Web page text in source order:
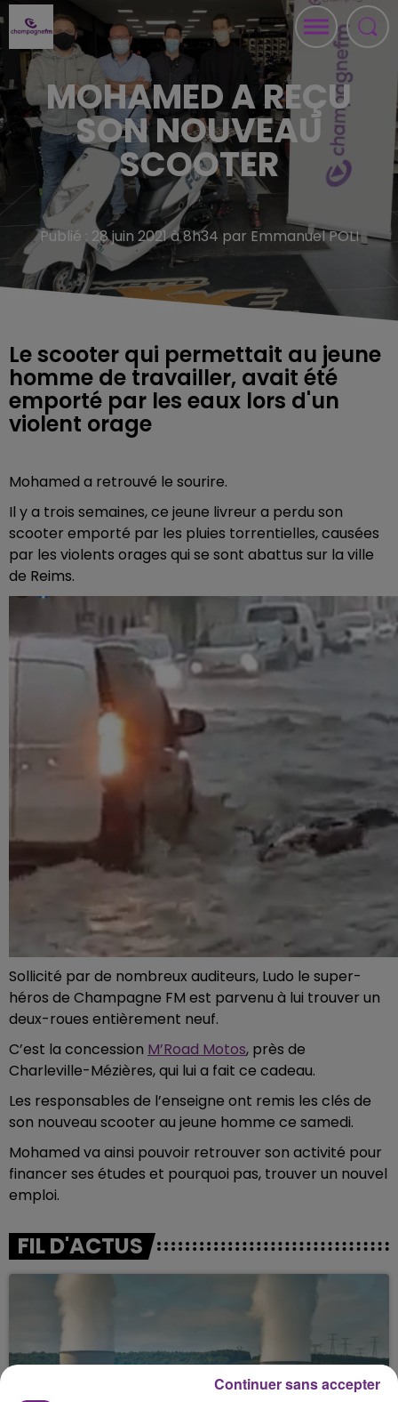
MOHAMED A REÇU
SON NOUVEAU
SCOOTER
Publié : 28 juin 2021 à 8h34 par Emmanuel POLI
Le scooter qui permettait au jeune
homme de travailler, avait été
emporté par les eaux lors d'un
violent orage
Mohamed a retrouvé le sourire.
Il y a trois semaines, ce jeune livreur a perdu son
scooter emporté par les pluies torrentielles, causées
par les violents orages qui se sont abattus sur la ville
de Reims.
Sollicité par de nombreux auditeurs, Ludo le super-
héros de Champagne FM est parvenu à lui trouver un
deux-roues entièrement neuf.
C’est la concession M’Road Motos, près de
Charleville-Mézières, qui lui a fait ce cadeau.
Les responsables de l’enseigne ont remis les clés de
son nouveau scooter au jeune homme ce samedi.
Mohamed va ainsi pouvoir retrouver son activité pour
financer ses études et pourquoi pas, trouver un nouvel
emploi.
FIL D'ACTUS
Continuer sans accepter